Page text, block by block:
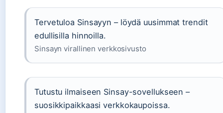
Tervetuloa Sinsayyn – löydä uusimmat trendit
edullisilla hinnoilla.
Sinsayn virallinen verkkosivusto
Tutustu ilmaiseen Sinsay-sovellukseen –
suosikkipaikkaasi verkkokaupoissa.